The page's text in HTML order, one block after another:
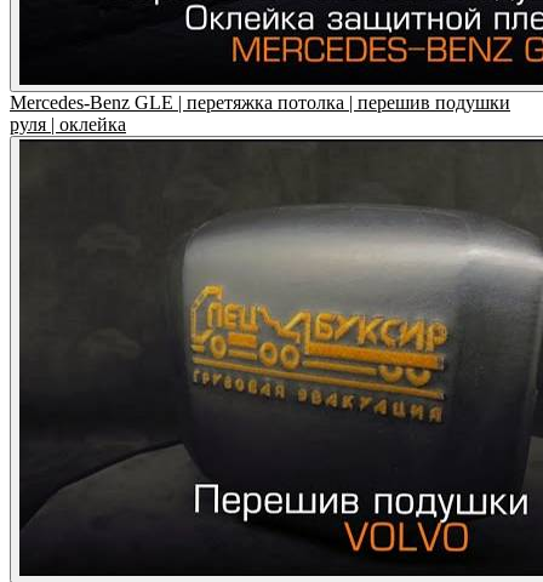
Mercedes-Benz GLE | перетяжка потолка | перешив подушки
руля | оклейка